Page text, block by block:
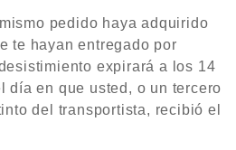
pedido haya adquirido
te hayan entregado por
expirará a los 14
día en que usted, o un tercero
del transportista, recibió el